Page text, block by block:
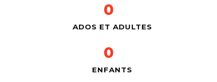
0
ADOS ET ADULTES
0
ENFANTS